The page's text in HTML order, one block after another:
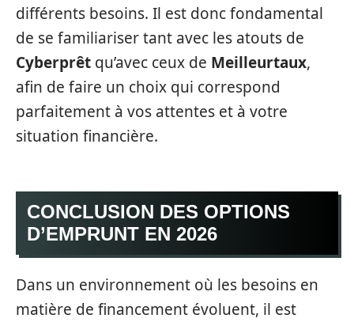
différents besoins. Il est donc fondamental
de se familiariser tant avec les atouts de
Cyberprêt qu’avec ceux de Meilleurtaux,
afin de faire un choix qui correspond
parfaitement à vos attentes et à votre
situation financière.
CONCLUSION DES OPTIONS
D’EMPRUNT EN 2026
Dans un environnement où les besoins en
matière de financement évoluent, il est